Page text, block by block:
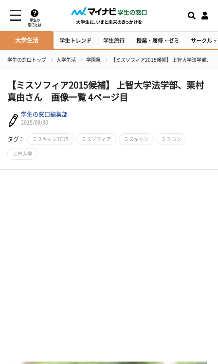
学生の
窓口とは
大学生活 学生トレンド 学生旅行 授業・履修・ゼミ サークル
学生の窓口トップ 大学生活 学園祭 【ミスソフィア2015候補】 上智大学法学部、
【ミスソフィア2015候補】 上智大学法学部、栗村
真由さん 画像一覧 4ページ目
学生の窓口編集部
2015/09/30
タグ： ミスキャン2015 ミスソフィア ミスキャン ミスコン
上智大学